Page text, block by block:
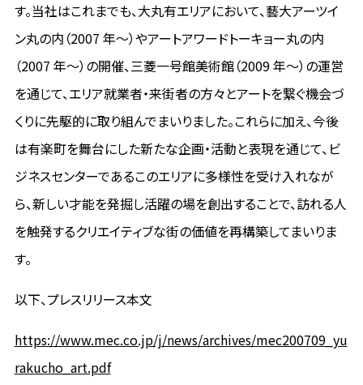
す。当社はこれまでも、大丸有エリアにおいて、藝大アーツイ
ン丸の内（2007 年～）やアートアワードトーキョー丸の内
（2007 年～）の開催、三菱一号館美術館（2009 年～）の運営
を通じて、エリア就業者・来街者の方々とアートを繋ぐ機会づ
くりに先駆的に取り組んでまいりました。これらに加え、今後
は有楽町を舞台にした新たな企画・活動と表現を通じて、ビ
ジネスセンターであるこのエリアに多様性を受け入れなが
ら、新しい才能を発掘し活躍の場を創出することで、訪れる人
を触発するクリエイティブな街の価値を再構築してまいりま
す。
以下、プレスリリース本文
https://www.mec.co.jp/j/news/archives/mec200709_yu
rakucho_art.pdf